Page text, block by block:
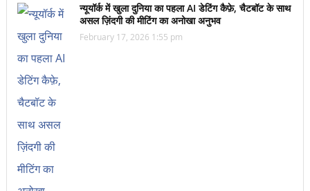
न्यूयॉर्क में खुला दुनिया का पहला AI डेटिंग कैफ़े, चैटबॉट के साथ
असल ज़िंदगी की मीटिंग का अनोखा अनुभव
February 17, 2026 1:55 pm